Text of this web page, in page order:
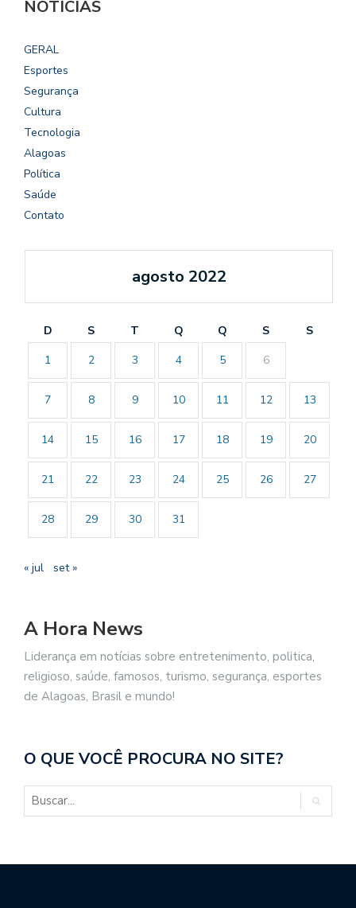
NOTÍCIAS
GERAL
Esportes
Segurança
Cultura
Tecnologia
Alagoas
Política
Saúde
Contato
agosto 2022
D S T Q Q S
S
1
2 3 4 5 6
7 8 9 10 11 12 13
14 15 16 17 18 19 20
21 22 23 24 25 26 27
28 29 30 31
« jul set »
A Hora News
Liderança em notícias sobre entretenimento, politica,
religioso, saúde, famosos, turismo, segurança, esportes
de Alagoas, Brasil e mundo!
O QUE VOCÊ PROCURA NO SITE?